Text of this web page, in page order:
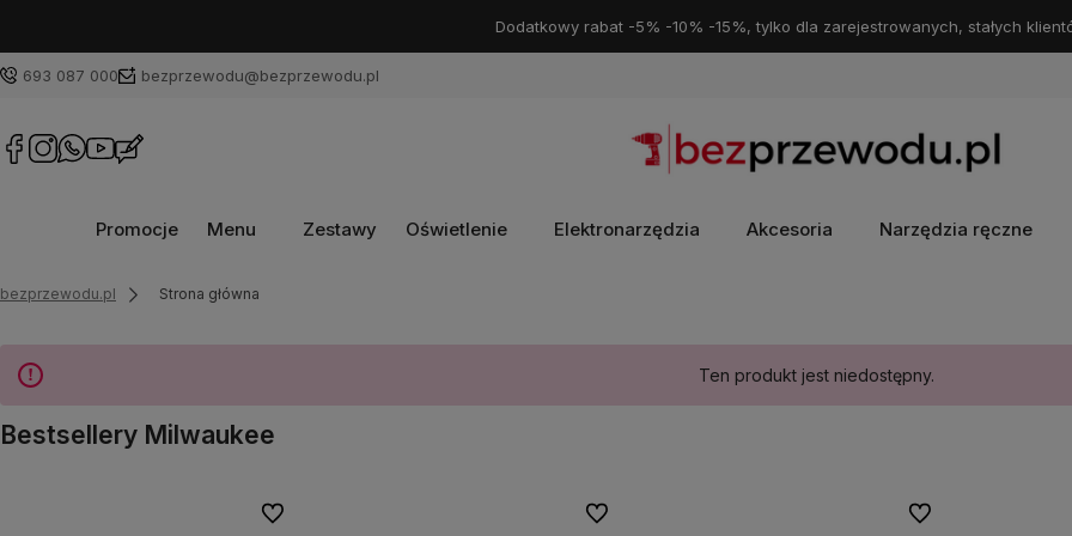
Dodatkowy rabat -5% -10% -15%, tylko dla zarejestrowanych, stałych
693 087 000 bezprzewodu@bezprzewodu.pl
Promocje Menu Zestawy Oświetlenie Elektronarzędzia Akcesoria Narzędzia ręczne
bezprzewodu.pl Strona główna
Ten produkt jest niedostępny.
Bestsellery Milwaukee
Do ulubionych Do ulubionych Do ulubionych